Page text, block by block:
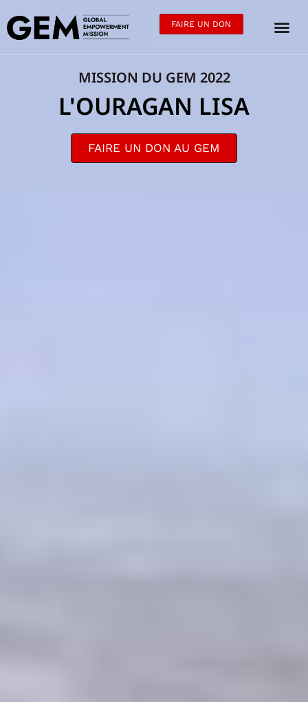
FAIRE UN DON
MISSION DU GEM 2022
L'OURAGAN LISA
FAIRE UN DON AU GEM